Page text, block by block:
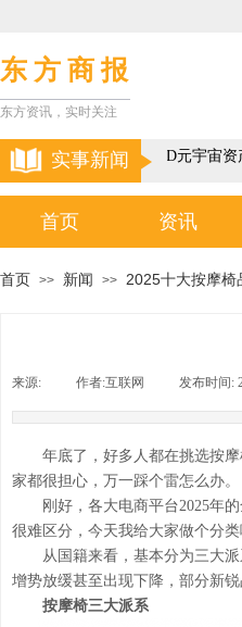
以色列3D元宇宙资
东 方 商 报
实事新闻
东方资讯，实时关注
首页 资讯
首页 >> 新闻 >> 2025十大按摩椅
来源: 作者:互联网 发布时间:
年底了，好多人都在挑选按
家都很担心，万一踩个雷怎么办。
刚好，各大电商平台2025年
很难区分，今天我给大家做个分类
从国籍来看，基本分为三大
增势放缓甚至出现下降，部分新
按摩椅三大派系